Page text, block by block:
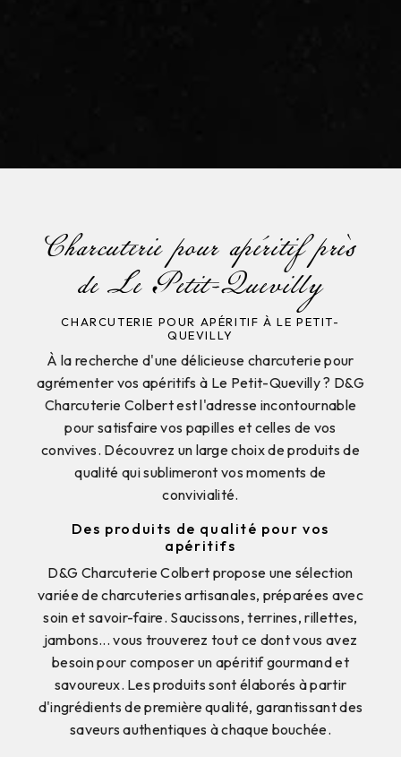
Charcuterie pour apéritif près
de Le Petit-Quevilly
CHARCUTERIE POUR APÉRITIF À LE PETIT-
QUEVILLY
À la recherche d'une délicieuse charcuterie pour
agrémenter vos apéritifs à Le Petit-Quevilly ? D&G
Charcuterie Colbert est l'adresse incontournable
pour satisfaire vos papilles et celles de vos
convives. Découvrez un large choix de produits de
qualité qui sublimeront vos moments de
convivialité.
Des produits de qualité pour vos
apéritifs
D&G Charcuterie Colbert propose une sélection
variée de charcuteries artisanales, préparées avec
soin et savoir-faire. Saucissons, terrines, rillettes,
jambons... vous trouverez tout ce dont vous avez
besoin pour composer un apéritif gourmand et
savoureux. Les produits sont élaborés à partir
d'ingrédients de première qualité, garantissant des
saveurs authentiques à chaque bouchée.